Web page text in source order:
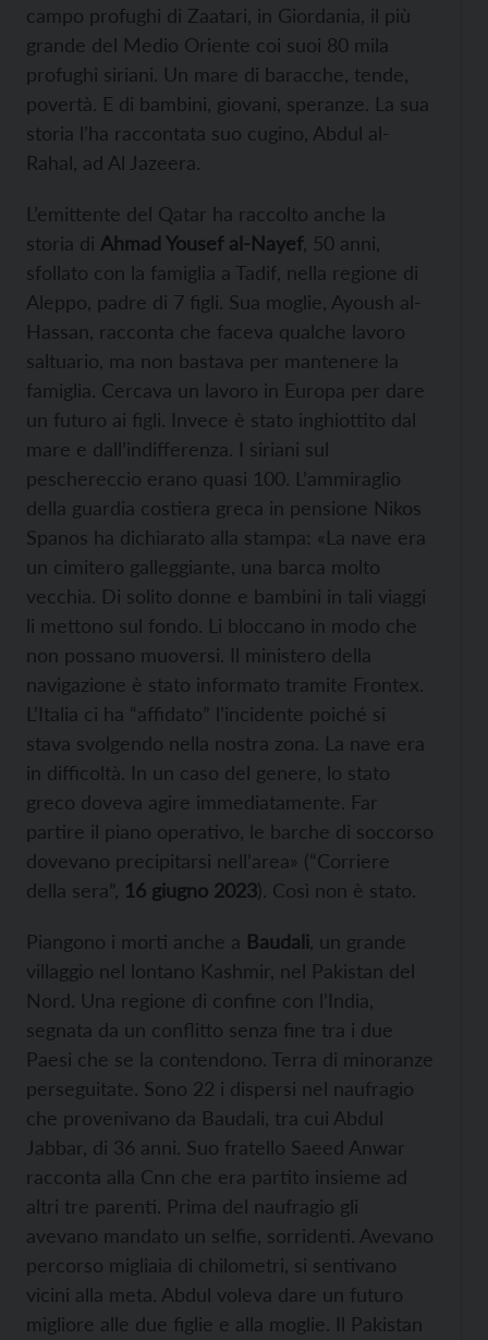
campo profughi di Zaatari, in Giordania, il più
grande del Medio Oriente coi suoi 80 mila
profughi siriani. Un mare di baracche, tende,
povertà. E di bambini, giovani, speranze. La sua
storia l’ha raccontata suo cugino, Abdul al-
Rahal, ad Al Jazeera.
L’emittente del Qatar ha raccolto anche la
storia di Ahmad Yousef al-Nayef, 50 anni,
sfollato con la famiglia a Tadif, nella regione di
Aleppo, padre di 7 figli. Sua moglie, Ayoush al-
Hassan, racconta che faceva qualche lavoro
saltuario, ma non bastava per mantenere la
famiglia. Cercava un lavoro in Europa per dare
un futuro ai figli. Invece è stato inghiottito dal
mare e dall’indifferenza. I siriani sul
peschereccio erano quasi 100. L’ammiraglio
della guardia costiera greca in pensione Nikos
Spanos ha dichiarato alla stampa: «La nave era
un cimitero galleggiante, una barca molto
vecchia. Di solito donne e bambini in tali viaggi
li mettono sul fondo. Li bloccano in modo che
non possano muoversi. Il ministero della
navigazione è stato informato tramite Frontex.
L’Italia ci ha “affidato” l’incidente poiché si
stava svolgendo nella nostra zona. La nave era
in difficoltà. In un caso del genere, lo stato
greco doveva agire immediatamente. Far
partire il piano operativo, le barche di soccorso
dovevano precipitarsi nell’area» (“Corriere
della sera”, 16 giugno 2023). Così non è stato.
Piangono i morti anche a Baudali , un grande
villaggio nel lontano Kashmir, nel Pakistan del
Nord. Una regione di confine con l’India,
segnata da un conflitto senza fine tra i due
Paesi che se la contendono. Terra di minoranze
perseguitate. Sono 22 i dispersi nel naufragio
che provenivano da Baudali, tra cui Abdul
Jabbar, di 36 anni. Suo fratello Saeed Anwar
racconta alla Cnn che era partito insieme ad
altri tre parenti. Prima del naufragio gli
avevano mandato un selfie, sorridenti. Avevano
percorso migliaia di chilometri, si sentivano
vicini alla meta. Abdul voleva dare un futuro
migliore alle due figlie e alla moglie. Il Pakistan